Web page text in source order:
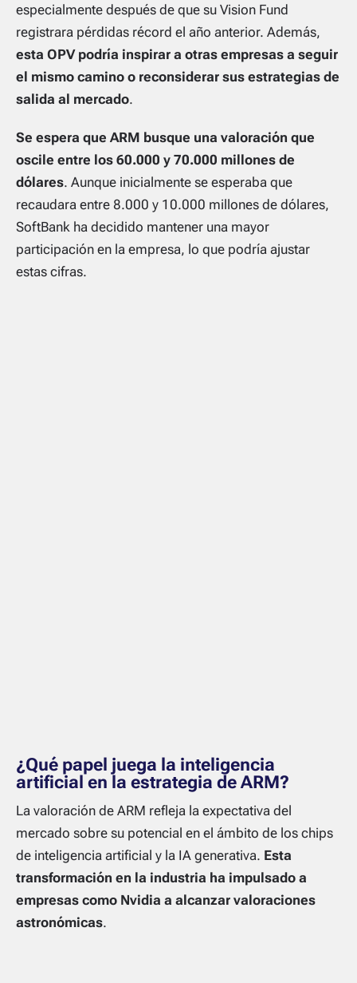
especialmente después de que su Vision Fund
registrara pérdidas récord el año anterior. Además,
esta OPV podría inspirar a otras empresas a seguir
el mismo camino o reconsiderar sus estrategias de
salida al mercado.
Se espera que ARM busque una valoración que
oscile entre los 60.000 y 70.000 millones de
dólares. Aunque inicialmente se esperaba que
recaudara entre 8.000 y 10.000 millones de dólares,
SoftBank ha decidido mantener una mayor
participación en la empresa, lo que podría ajustar
estas cifras.
¿Qué papel juega la inteligencia
artificial en la estrategia de ARM?
La valoración de ARM refleja la expectativa del
mercado sobre su potencial en el ámbito de los chips
de inteligencia artificial y la IA generativa. Esta
transformación en la industria ha impulsado a
empresas como Nvidia a alcanzar valoraciones
astronómicas.